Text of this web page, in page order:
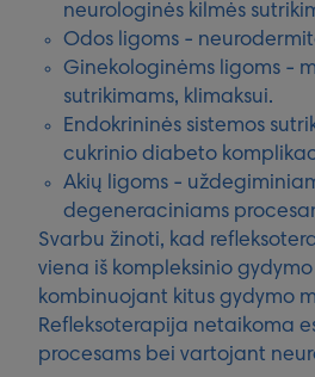
neurologinės kilmės
Odos ligoms -
Ginekologinėms ligoms -
sutrikimams, klimaksui.
Endokrininės sistemos
cukrinio diabeto
Akių ligoms -
degeneraciniams
Svarbu žinoti, kad
viena iš kompleksinio
kombinuojant kitus gydymo
Refleksoterapija netaikoma
procesams bei vartojant